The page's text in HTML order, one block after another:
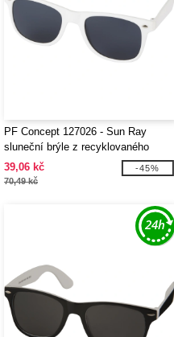
PF Concept 127026 - Sun Ray
sluneční brýle z recyklovaného
plastu
39,06 kč
70,49 kč
-45%